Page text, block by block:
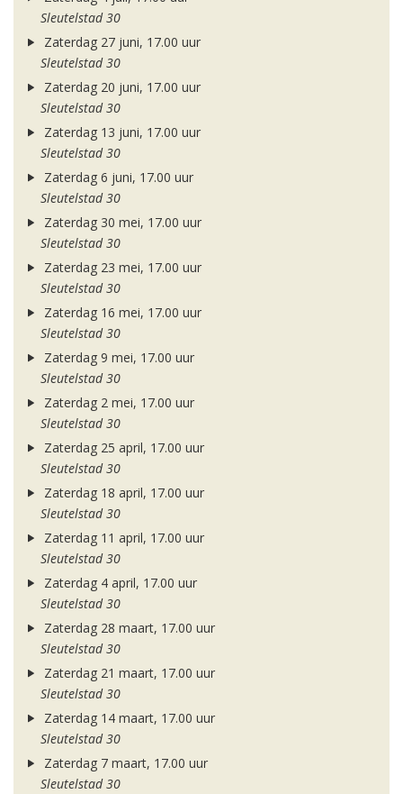
Sleutelstad 30
Zaterdag 27 juni, 17.00 uur
Sleutelstad 30
Zaterdag 20 juni, 17.00 uur
Sleutelstad 30
Zaterdag 13 juni, 17.00 uur
Sleutelstad 30
Zaterdag 6 juni, 17.00 uur
Sleutelstad 30
Zaterdag 30 mei, 17.00 uur
Sleutelstad 30
Zaterdag 23 mei, 17.00 uur
Sleutelstad 30
Zaterdag 16 mei, 17.00 uur
Sleutelstad 30
Zaterdag 9 mei, 17.00 uur
Sleutelstad 30
Zaterdag 2 mei, 17.00 uur
Sleutelstad 30
Zaterdag 25 april, 17.00 uur
Sleutelstad 30
Zaterdag 18 april, 17.00 uur
Sleutelstad 30
Zaterdag 11 april, 17.00 uur
Sleutelstad 30
Zaterdag 4 april, 17.00 uur
Sleutelstad 30
Zaterdag 28 maart, 17.00 uur
Sleutelstad 30
Zaterdag 21 maart, 17.00 uur
Sleutelstad 30
Zaterdag 14 maart, 17.00 uur
Sleutelstad 30
Zaterdag 7 maart, 17.00 uur
Sleutelstad 30